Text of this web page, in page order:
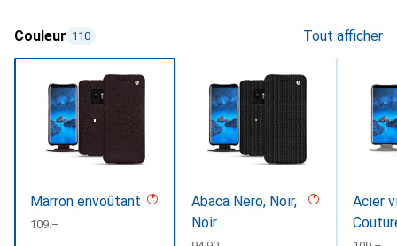
Couleur 110 Tout afficher
Marron envoûtant
CHF
109.–
Abaca Nero, Noir,
Noir
Acier